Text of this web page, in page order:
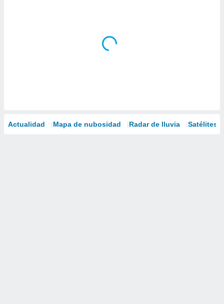
Actualidad Mapa de nubosidad Radar de lluvia Satélites